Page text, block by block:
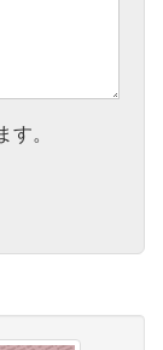
す。